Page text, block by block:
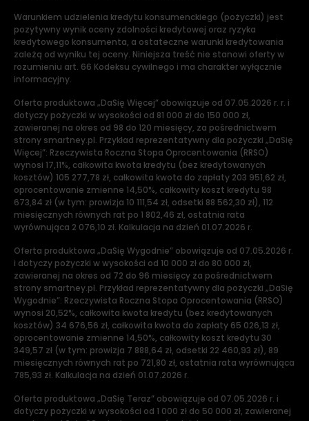
Warunkiem udzielenia kredytu konsumenckiego (pożyczki) jest
pozytywny wynik oceny zdolności kredytowej oraz ryzyka
kredytowego konsumenta, a ostateczne warunki kredytowania
zależą od wyniku tej oceny. Niniejsza treść nie stanowi oferty w
rozumieniu art. 66 Kodeksu cywilnego i ma charakter wyłącznie
informacyjny.
Oferta produktowa „DaSię Więcej” obowiązuje od 07.05.2026 r. r. i
dotyczy pożyczki w wysokości od 81 000 zł do 150 000 zł,
zawieranej na okres od 98 do 120 miesięcy, za pośrednictwem
strony smartney.pl. Przykład reprezentatywny dla pożyczki „DaSię
Więcej”: Rzeczywista Roczna Stopa Oprocentowania (RRSO)
wynosi 17,11%, całkowita kwota kredytu (bez kredytowanych
kosztów) 105 277,78 zł, całkowita kwota do zapłaty 203 951,62 zł,
oprocentowanie zmienne 14,50%, całkowity koszt kredytu 98
673,84 zł (w tym: prowizja 10 111,54 zł, odsetki 88 562,30 zł), 112
miesięcznych równych rat po 1 802,46 zł, ostatnia rata
wyrównująca 2 076,10 zł. Kalkulacja na dzień 01.07.2026 r.
Oferta produktowa „DaSię Wygodnie” obowiązuje od 07.05.2026 r.
i dotyczy pożyczki w wysokości od 10 000 zł do 80 000 zł,
zawieranej na okres od 72 do 96 miesięcy za pośrednictwem
strony smartney.pl. Przykład reprezentatywny dla pożyczki „DaSię
Wygodnie”: Rzeczywista Roczna Stopa Oprocentowania (RRSO)
wynosi 20,52%, całkowita kwota kredytu (bez kredytowanych
kosztów) 34 676,56 zł, całkowita kwota do zapłaty 65 026,13 zł,
oprocentowanie zmienne 14,50%, całkowity koszt kredytu 30
349,57 zł (w tym: prowizja 7 888,64 zł, odsetki 22 460,93 zł), 89
miesięcznych równych rat po 721,80 zł, ostatnia rata wyrównująca
785,93 zł. Kalkulacja na dzień 01.07.2026 r.
Oferta produktowa „DaSię Teraz” obowiązuje od 07.05.2026 r. i
dotyczy pożyczki w wysokości od 1 000 zł do 50 000 zł, zawieranej